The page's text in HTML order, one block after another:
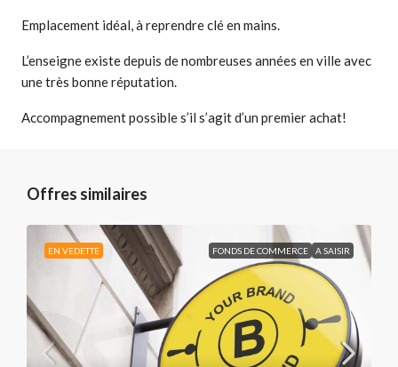
Emplacement idéal, à reprendre clé en mains.
L’enseigne existe depuis de nombreuses années en ville avec
une très bonne réputation.
Accompagnement possible s’il s’agit d’un premier achat!
Offres similaires
EN VEDETTE FONDS DE COMMERCE A SAISIR